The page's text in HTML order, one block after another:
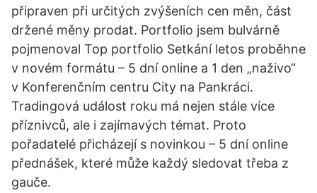
připraven při určitých zvýšeních cen měn, část
držené měny prodat. Portfolio jsem bulvárně
pojmenoval Top portfolio Setkání letos proběhne
v novém formátu – 5 dní online a 1 den „naživo“
v Konferenčním centru City na Pankráci.
Tradingová událost roku má nejen stále více
příznivců, ale i zajímavých témat. Proto
pořadatelé přicházejí s novinkou – 5 dní online
přednášek, které může každý sledovat třeba z
gauče.